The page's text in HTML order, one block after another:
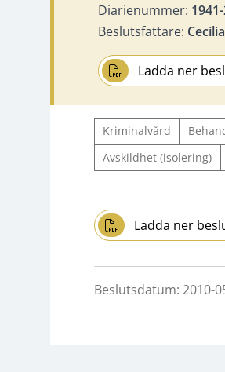
Diarienummer:
Beslutsfattare:
Ladda ner
Kriminalvård
Avskildhet (isolering)
Ladda ner
Beslutsdatum: 2010-